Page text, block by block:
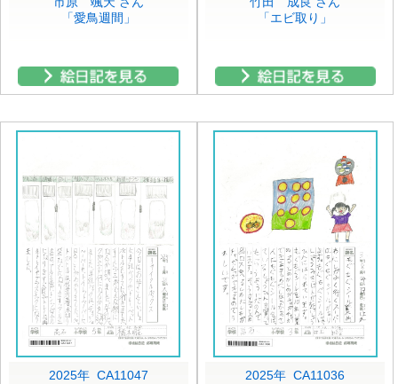
「愛鳥週間」
「エビ取り」
2025年 CA11047 2025年 CA11036